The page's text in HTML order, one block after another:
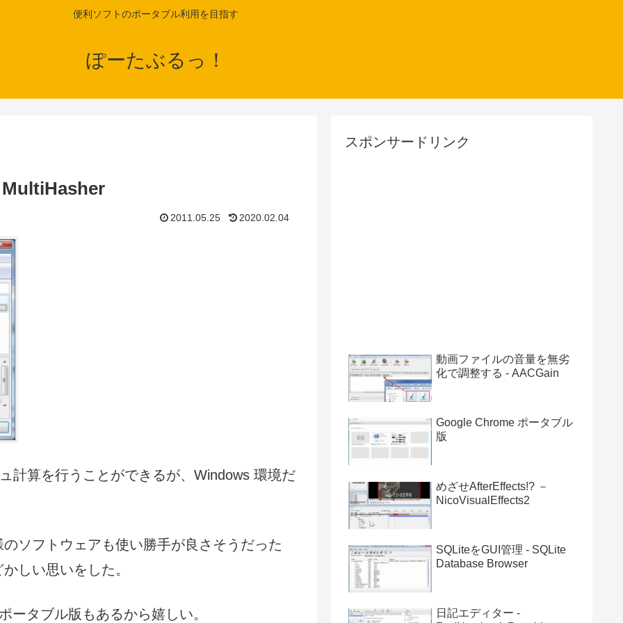
便利ソフトのポータブル利用を目指す
ぽーたぶるっ！
2011.05.25 2020.02.04
計算を行うことができるが、Windows 環境だ
ソフトウェアも使い勝手が良さそうだった
しい思いをした。
ータブル版もあるから嬉しい。
スポンサードリンク
動画ファイルの音量を無劣
化で調整する - AACGain
Google Chrome ポータブル
版
めざせAfterEffects!? －
NicoVisualEffects2
SQLiteをGUI管理 - SQLite
Database Browser
日記エディター -